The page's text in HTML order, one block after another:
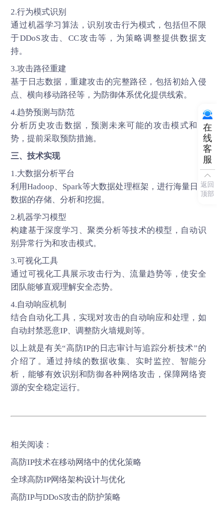
2.行为模式识别
通过机器学习算法，识别攻击行为模式，包括但不限
于DDoS攻击、CC攻击等，为策略调整提供数据支
持。
3.攻击路径重建
基于日志数据，重建攻击的完整路径，包括初始入侵
点、横向移动路径等，为防御体系优化提供线索。
4.趋势预测与防范
分析历史攻击数据，预测未来可能的攻击模式和趋
势，提前采取预防措施。
三、技术实现
1.大数据分析平台
利用Hadoop、Spark等大数据处理框架，进行海量日志
数据的存储、分析和挖掘。
2.机器学习模型
构建基于深度学习、聚类分析等技术的模型，自动识
别异常行为和攻击模式。
3.可视化工具
通过可视化工具展示攻击行为、流量趋势等，使安全
团队能够直观理解安全态势。
4.自动响应机制
结合自动化工具，实现对攻击的自动响应和处理，如
自动封禁恶意IP、调整防火墙规则等。
以上就是有关“高防IP的日志审计与追踪分析技术”的
介绍了。通过持续的数据收集、实时监控、智能分
析，能够有效识别和防御各种网络攻击，保障网络资
源的安全稳定运行。
相关阅读：
高防IP技术在移动网络中的优化策略
全球高防IP网络架构设计与优化
高防IP与DDoS攻击的防护策略
在
线
客
服
返回
顶部